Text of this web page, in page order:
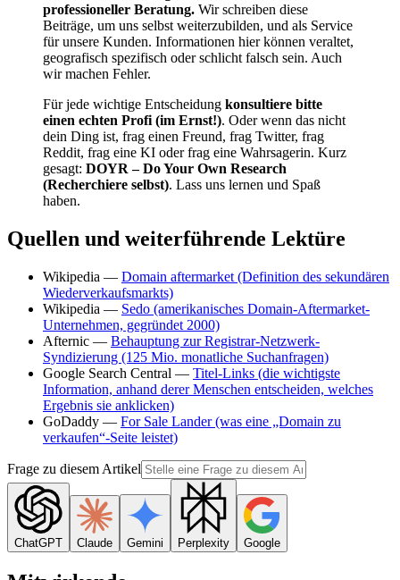
professioneller Beratung. Wir schreiben diese
Beiträge, um uns selbst weiterzubilden, und als Service
für unsere Kunden. Informationen hier können veraltet,
geografisch spezifisch oder schlicht falsch sein. Auch
wir machen Fehler.
Für jede wichtige Entscheidung konsultiere bitte
einen echten Profi (im Ernst!). Oder wenn das nicht
dein Ding ist, frag einen Freund, frag Twitter, frag
Reddit, frag eine KI oder frag eine Wahrsagerin. Kurz
gesagt: DOYR – Do Your Own Research
(Recherchiere selbst). Lass uns lernen und Spaß
haben.
Quellen und weiterführende Lektüre
Wikipedia — Domain aftermarket (Definition des sekundären
Wiederverkaufsmarkts)
Wikipedia — Sedo (amerikanisches Domain-Aftermarket-
Unternehmen, gegründet 2000)
Afternic — Behauptung zur Registrar-Netzwerk-
Syndizierung (125 Mio. monatliche Suchanfragen)
Google Search Central — Titel-Links (die wichtigste
Information, anhand derer Menschen entscheiden, welches
Ergebnis sie anklicken)
GoDaddy — For Sale Lander (was eine „Domain zu
verkaufen“-Seite leistet)
Frage zu diesem Artikel
ChatGPT Claude Gemini Perplexity Google